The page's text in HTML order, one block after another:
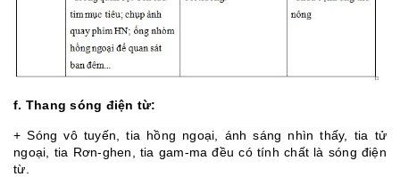
f. Thang sóng điện từ:
+ Sóng vô tuyến, tia hồng ngoại, ánh sáng nhìn thấy, tia tử
ngoại, tia Rơn-ghen, tia gam-ma đều có tính chất là sóng điện
từ.